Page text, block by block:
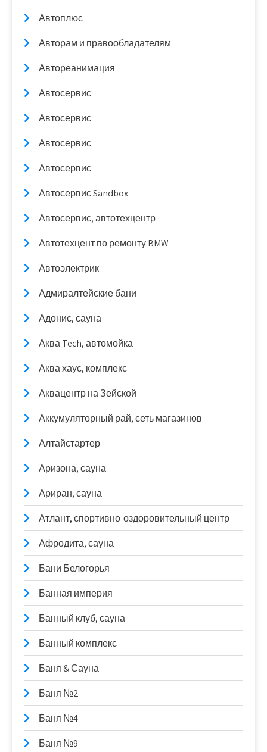
Автоплюс
Авторам и правообладателям
Автореанимация
Автосервис
Автосервис
Автосервис
Автосервис
Автосервис Sandbox
Автосервис, автотехцентр
Автотехцент по ремонту BMW
Автоэлектрик
Адмиралтейские бани
Адонис, сауна
Аква Tech, автомойка
Аква хаус, комплекс
Аквацентр на Зейской
Аккумуляторный рай, сеть магазинов
Алтайстартер
Аризона, сауна
Ариран, сауна
Атлант, спортивно-оздоровительный центр
Афродита, сауна
Бани Белогорья
Банная империя
Банный клуб, сауна
Банный комплекс
Баня & Сауна
Баня №2
Баня №4
Баня №9